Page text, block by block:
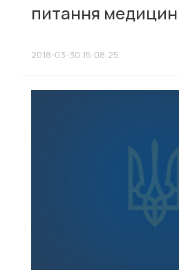
питання
2018-03-30 15:08:25